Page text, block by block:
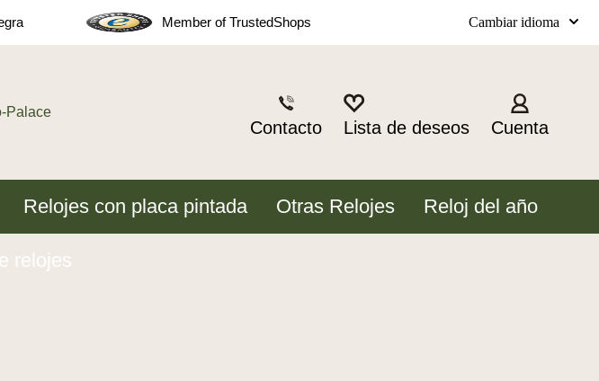
Cambiar idioma
Member of TrustedShops
Contacto Lista de deseos Cuenta
Relojes con placa pintada Otras Relojes Reloj del año
relojes